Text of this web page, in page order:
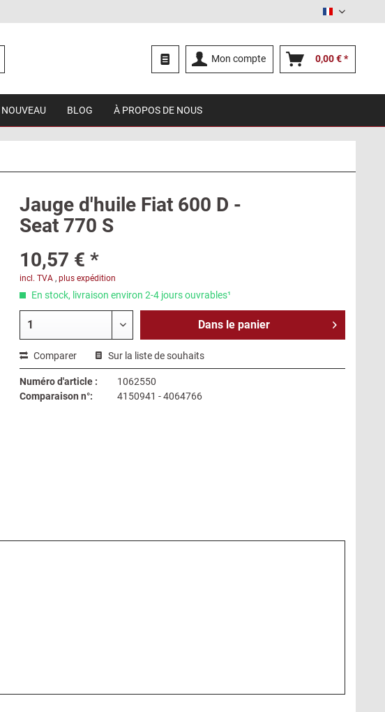
Français
Mon compte 0,00 € *
NOUVEAU BLOG À PROPOS DE NOUS
Jauge d'huile Fiat 600 D -
Seat 770 S
10,57 € *
incl. TVA, plus expédition
En stock, livraison environ 2-4 jours ouvrables¹
Dans le panier
Comparer Sur la liste de souhaits
Numéro d'article :
1062550
Comparaison n°:
4150941 - 4064766